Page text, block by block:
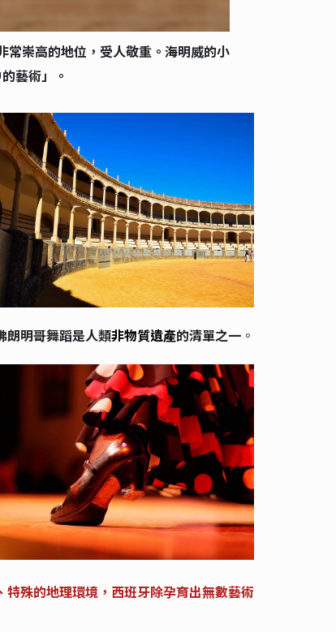
崇高的地位，受人敬重。海明威的小
藝術」。
朗明哥舞蹈是人類非物質遺產的清單之一。
殊的地理環境，西班牙除孕育出無數藝術